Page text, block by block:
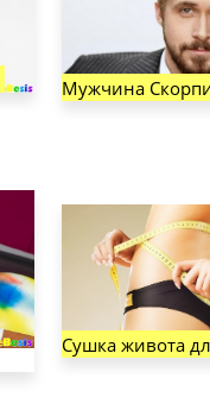
Мужчина
Сушка живота